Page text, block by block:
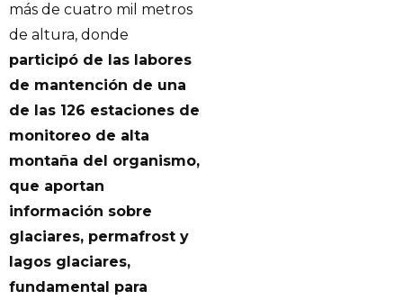
más de cuatro mil metros
de altura, donde
participó de las labores
de mantención de una
de las 126 estaciones de
monitoreo de alta
montaña del organismo,
que aportan
información sobre
glaciares, permafrost y
lagos glaciares,
fundamental para